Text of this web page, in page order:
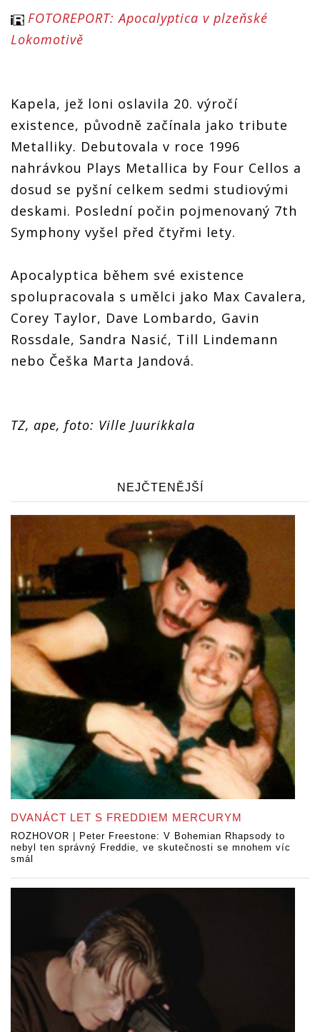
FOTOREPORT: Apocalyptica v plzeňské
Lokomotivě
Kapela, jež loni oslavila 20. výročí
existence, původně začínala jako tribute
Metalliky. Debutovala v roce 1996
nahrávkou Plays Metallica by Four Cellos a
dosud se pyšní celkem sedmi studiovými
deskami. Poslední počin pojmenovaný 7th
Symphony vyšel před čtyřmi lety.
Apocalyptica během své existence
spolupracovala s umělci jako Max Cavalera,
Corey Taylor, Dave Lombardo, Gavin
Rossdale, Sandra Nasić, Till Lindemann
nebo Češka Marta Jandová.
TZ, ape, foto: Ville Juurikkala
NEJČTENĚJŠÍ
DVANÁCT LET S FREDDIEM MERCURYM
ROZHOVOR | Peter Freestone: V Bohemian Rhapsody to
nebyl ten správný Freddie, ve skutečnosti se mnohem víc
smál